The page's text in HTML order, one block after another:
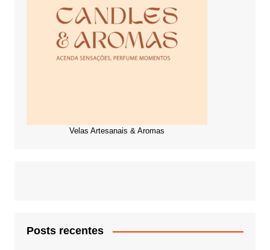
Velas Artesanais & Aromas
Posts recentes